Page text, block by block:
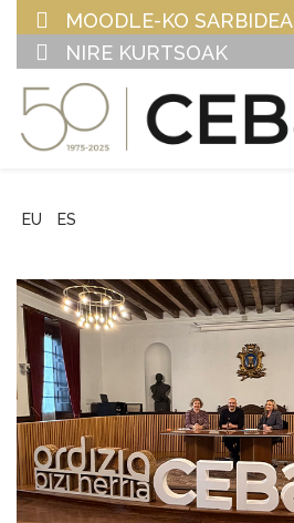
MOODLE-KO SARBIDEA
NIRE KURTSOAK
EU ES